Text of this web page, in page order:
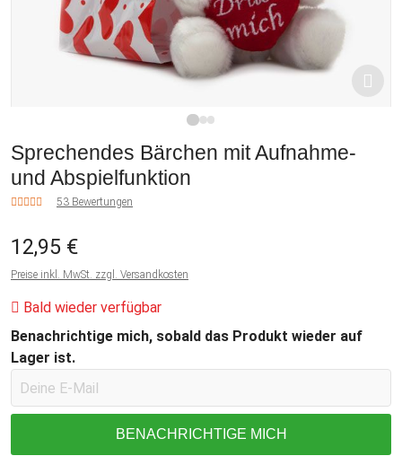
Sprechendes Bärchen mit Aufnahme-
und Abspielfunktion
53 Bewertungen
12,95 €
Preise inkl. MwSt. zzgl. Versandkosten
Bald wieder verfügbar
Benachrichtige mich, sobald das Produkt wieder auf
Lager ist.
BENACHRICHTIGE MICH